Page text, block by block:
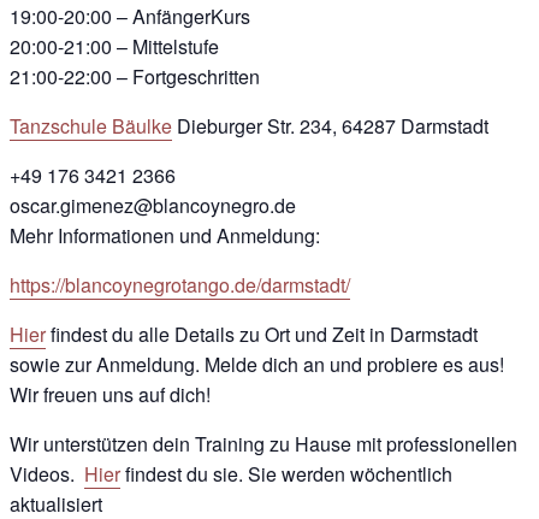
19:00-20:00 – AnfängerKurs
20:00-21:00 – Mittelstufe
21:00-22:00 – Fortgeschritten
Tanzschule Bäulke Dieburger Str. 234, 64287 Darmstadt
+49 176 3421 2366
oscar.gimenez@blancoynegro.de
Mehr Informationen und Anmeldung:
https://blancoynegrotango.de/darmstadt/
Hierfindest du alle Details zu Ort und Zeit in Darmstadt
sowie zur Anmeldung. Melde dich an und probiere es aus!
Wir freuen uns auf dich!
Wir unterstützen dein Training zu Hause mit professionellen
Videos. Hierfindest du sie. Sie werden wöchentlich
aktualisiert